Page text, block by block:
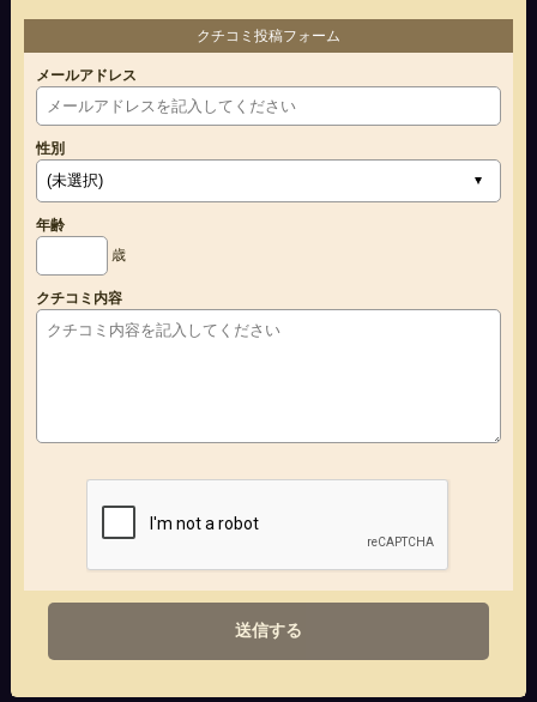
クチコミ投稿フォーム
メールアドレス
性別
年齢
歳
クチコミ内容
送信する